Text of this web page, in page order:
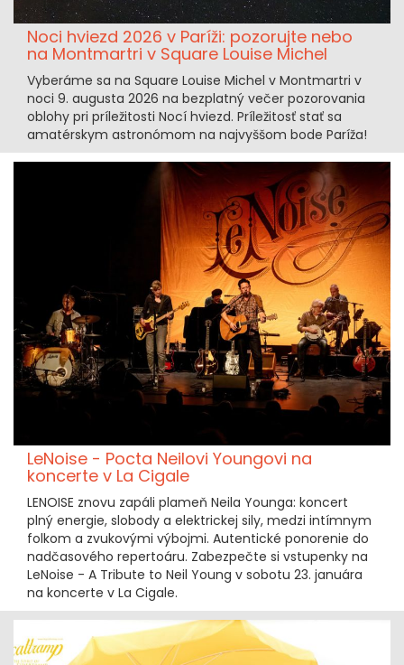
Noci hviezd 2026 v Paríži: pozorujte nebo
na Montmartri v Square Louise Michel
Vyberáme sa na Square Louise Michel v Montmartri v
noci 9. augusta 2026 na bezplatný večer pozorovania
oblohy pri príležitosti Nocí hviezd. Príležitosť stať sa
amatérskym astronómom na najvyššom bode Paríža!
LeNoise - Pocta Neilovi Youngovi na
koncerte v La Cigale
LENOISE znovu zapáli plameň Neila Younga: koncert
plný energie, slobody a elektrickej sily, medzi intímnym
folkom a zvukovými výbojmi. Autentické ponorenie do
nadčasového repertoáru. Zabezpečte si vstupenky na
LeNoise - A Tribute to Neil Young v sobotu 23. januára
na koncerte v La Cigale.